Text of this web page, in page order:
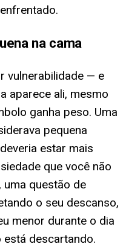
na cama
vulnerabilidade — e
aparece ali, mesmo
ganha peso. Uma
pequena
estar mais
que você não
uma questão de
o seu descanso,
menor durante o dia
está descartando.